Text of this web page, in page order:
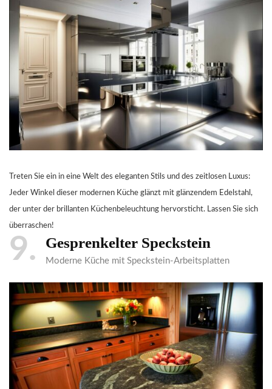
Treten Sie ein in eine Welt des eleganten Stils und des zeitlosen Luxus:
Jeder Winkel dieser modernen Küche glänzt mit glänzendem Edelstahl,
der unter der brillanten Küchenbeleuchtung hervorsticht. Lassen Sie sich
überraschen!
9 Gesprenkelter Speckstein
Moderne Küche mit Speckstein-Arbeitsplatten